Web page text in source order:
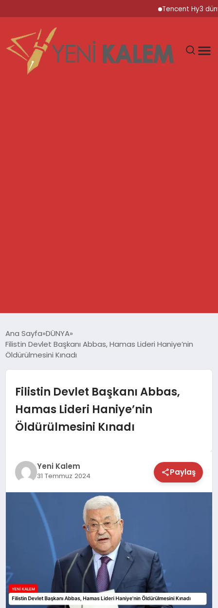
Tencent Hy3 dünya
SPOR
YAŞAM
SAĞLIK
MAGAZİN
Ana Sayfa DÜNYA
Filistin Devlet Başkanı Abbas, Hamas Lideri Haniye’nin
Öldürülmesini Kınadı
Filistin Devlet Başkanı Abbas,
Hamas Lideri Haniye’nin
Öldürülmesini Kınadı
Yeni Kalem
31 Temmuz 2024 Paylaş